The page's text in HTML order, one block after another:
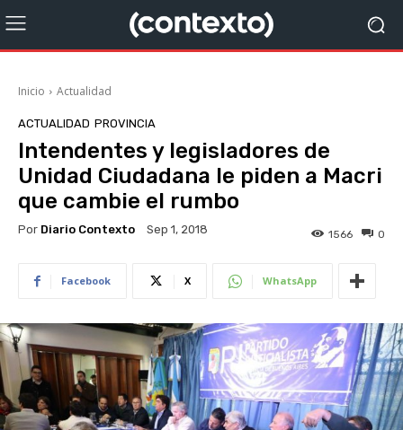
Inicio Actualidad
ACTUALIDAD PROVINCIA
Intendentes y legisladores de
Unidad Ciudadana le piden a Macri
que cambie el rumbo
Por Diario Contexto Sep 1, 2018 0
1566
Facebook X WhatsApp